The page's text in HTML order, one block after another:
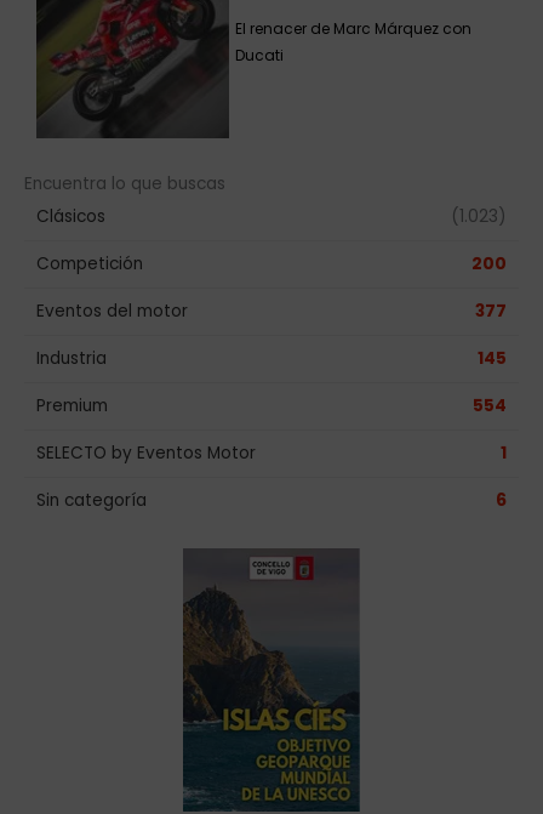
El renacer de Marc Márquez con
Ducati
Encuentra lo que buscas
Clásicos
(1.023)
Competición 200
Eventos del motor 377
Industria 145
Premium 554
SELECTO by Eventos Motor 1
Sin categoría 6